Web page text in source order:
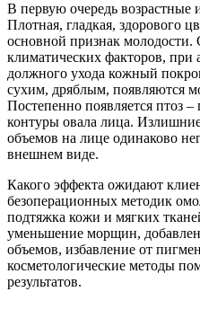
В первую очередь возрастные
Плотная, гладкая, здорового
основной признак молодости.
климатических факторов, при
должного ухода кожный
сухим, дряблым, появляются
Постепенно появляется птоз
контуры овала лица.
объемов на лице одинаково
внешнем виде.
Какого эффекта ожидают
безоперационных методик
подтяжка кожи и мягких
уменьшение морщин,
объемов, избавление от
косметологические методы
результатов.